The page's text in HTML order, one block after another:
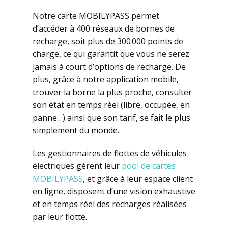
Notre carte MOBILYPASS permet
d’accéder à 400 réseaux de bornes de
recharge, soit plus de 300 000 points de
charge, ce qui garantit que vous ne serez
jamais à court d’options de recharge. De
plus, grâce à notre application mobile,
trouver la borne la plus proche, consulter
son état en temps réel (libre, occupée, en
panne…) ainsi que son tarif, se fait le plus
simplement du monde.
Les gestionnaires de flottes de véhicules
électriques gèrent leur pool de cartes
MOBILYPASS, et grâce à leur espace client
en ligne, disposent d’une vision exhaustive
et en temps réel des recharges réalisées
par leur flotte.